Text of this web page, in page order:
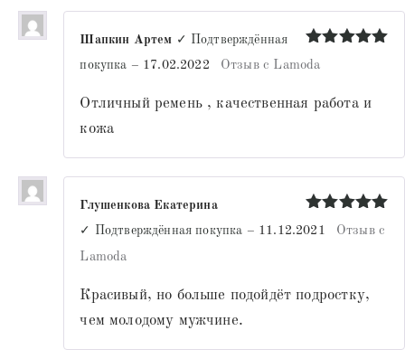
Оценка
из 5
Шапкин Артем ✓ Подтверждённая
покупка – 17.02.2022 Отзыв с Lamoda
Отличный ремень , качественная работа и
кожа
Оценка
из 5
Глушенкова Екатерина
✓ Подтверждённая покупка – 11.12.2021
Отзыв с
Lamoda
Красивый, но больше подойдёт подростку,
чем молодому мужчине.